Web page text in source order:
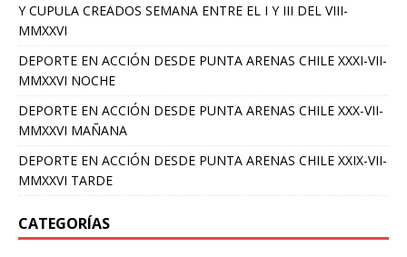
Y CUPULA CREADOS SEMANA ENTRE EL I Y III DEL VIII-
MMXXVI
DEPORTE EN ACCIÓN DESDE PUNTA ARENAS CHILE XXXI-VII-
MMXXVI NOCHE
DEPORTE EN ACCIÓN DESDE PUNTA ARENAS CHILE XXX-VII-
MMXXVI MAÑANA
DEPORTE EN ACCIÓN DESDE PUNTA ARENAS CHILE XXIX-VII-
MMXXVI TARDE
CATEGORÍAS